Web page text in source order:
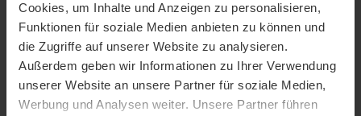
Cookies, um Inhalte und Anzeigen zu personalisieren,
Funktionen für soziale Medien anbieten zu können und
die Zugriffe auf unserer Website zu analysieren.
Außerdem geben wir Informationen zu Ihrer Verwendung
unserer Website an unsere Partner für soziale Medien,
Werbung und Analysen weiter. Unsere Partner führen